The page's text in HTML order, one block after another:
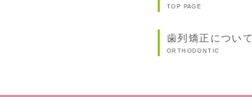
TOP PAGE
歯列矯正について
ORTHODONTIC